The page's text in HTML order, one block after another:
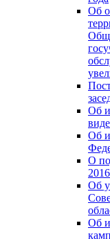
Об
Об
Об
О
Об
Об